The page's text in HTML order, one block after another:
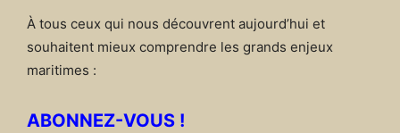
À tous ceux qui nous découvrent aujourd’hui et
souhaitent mieux comprendre les grands enjeux
maritimes :
ABONNEZ-VOUS !